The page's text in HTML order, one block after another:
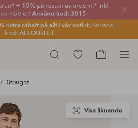
+ 15% på resten av ordern.* Inkl.
möbler! Använd kod: 3015
extra rabatt på allt i vår outlet.Använd
kod: ALLOUTLET
Sök
Gå
Straight
Visa liknande